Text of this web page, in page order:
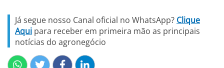
Já segue nosso Canal oficial no WhatsApp? Clique
Aqui para receber em primeira mão as principais
notícias do agronegócio